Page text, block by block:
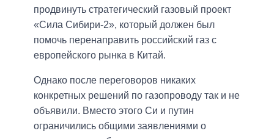
продвинуть стратегический газовый проект
«Сила Сибири-2», который должен был
помочь перенаправить российский газ с
европейского рынка в Китай.
Однако после переговоров никаких
конкретных решений по газопроводу так и не
объявили. Вместо этого Си и путин
ограничились общими заявлениями о